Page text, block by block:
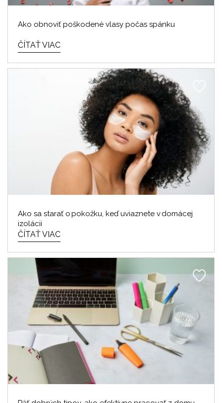
Ako obnoviť poškodené vlasy počas spánku
ČÍTAŤ VIAC
Ako sa starať o pokožku, keď uviaznete v domácej
izolácii
ČÍTAŤ VIAC